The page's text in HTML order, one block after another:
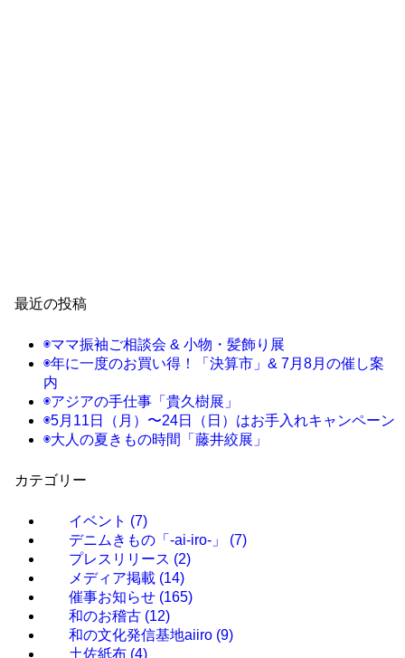
最近の投稿
◉ママ振袖ご相談会 & 小物・髪飾り展
◉年に一度のお買い得！「決算市」& 7月8月の催し案
内
◉アジアの手仕事「貴久樹展」
◉5月11日（月）〜24日（日）はお手入れキャンペーン
◉大人の夏きもの時間「藤井絞展」
カテゴリー
イベント (7)
デニムきもの「-ai-iro-」 (7)
プレスリリース (2)
メディア掲載 (14)
催事お知らせ (165)
和のお稽古 (12)
和の文化発信基地aiiro (9)
土佐紙布 (4)